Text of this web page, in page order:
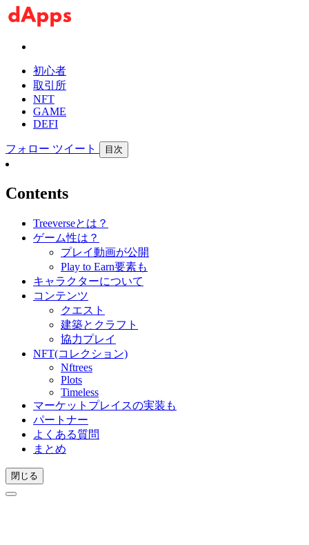
初心者
取引所
NFT
GAME
DEFI
フォロー ツイート 目次
Contents
Treeverseとは？
ゲーム性は？
プレイ動画が公開
Play to Earn要素も
キャラクターについて
コンテンツ
クエスト
建築とクラフト
協力プレイ
NFT(コレクション)
Nftrees
Plots
Timeless
マーケットプレイスの実装も
パートナー
よくある質問
まとめ
閉じる